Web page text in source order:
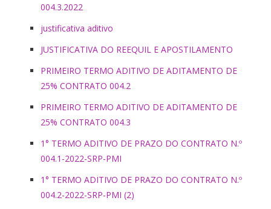
004.3.2022
justificativa aditivo
JUSTIFICATIVA DO REEQUIL E APOSTILAMENTO
PRIMEIRO TERMO ADITIVO DE ADITAMENTO DE
25% CONTRATO 004.2
PRIMEIRO TERMO ADITIVO DE ADITAMENTO DE
25% CONTRATO 004.3
1° TERMO ADITIVO DE PRAZO DO CONTRATO N.º
004.1-2022-SRP-PMI
1° TERMO ADITIVO DE PRAZO DO CONTRATO N.º
004.2-2022-SRP-PMI (2)